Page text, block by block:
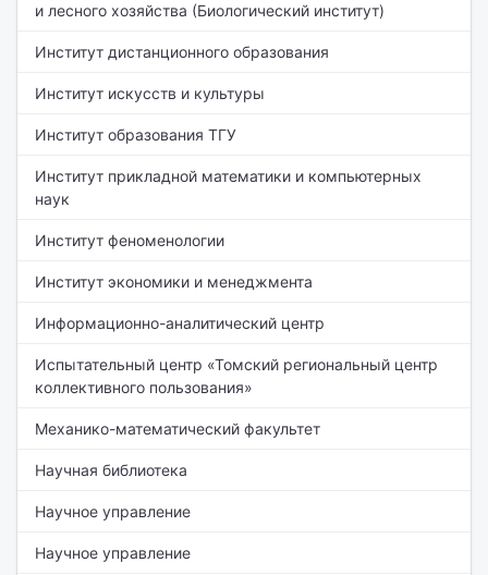
и лесного хозяйства (Биологический институт)
Институт дистанционного образования
Институт искусств и культуры
Институт образования ТГУ
Институт прикладной математики и компьютерных
наук
Институт феноменологии
Институт экономики и менеджмента
Информационно-аналитический центр
Испытательный центр «Томский региональный центр
коллективного пользования»
Механико-математический факультет
Научная библиотека
Научное управление
Научное управление